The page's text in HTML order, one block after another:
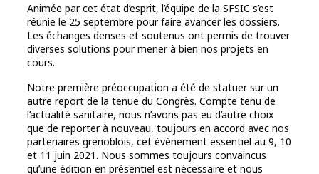
Animée par cet état d’esprit, l’équipe de la SFSIC s’est
réunie le 25 septembre pour faire avancer les dossiers.
Les échanges denses et soutenus ont permis de trouver
diverses solutions pour mener à bien nos projets en
cours.
Notre première préoccupation a été de statuer sur un
autre report de la tenue du Congrès. Compte tenu de
l’actualité sanitaire, nous n’avons pas eu d’autre choix
que de reporter à nouveau, toujours en accord avec nos
partenaires grenoblois, cet évènement essentiel au 9, 10
et 11 juin 2021. Nous sommes toujours convaincus
qu’une édition en présentiel est nécessaire et nous